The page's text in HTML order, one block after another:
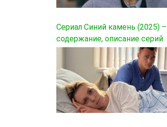
Сериал Синий камень (2025) –
содержание, описание серий